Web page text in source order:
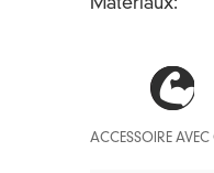
Matériaux
ACCESSOIRE AVEC